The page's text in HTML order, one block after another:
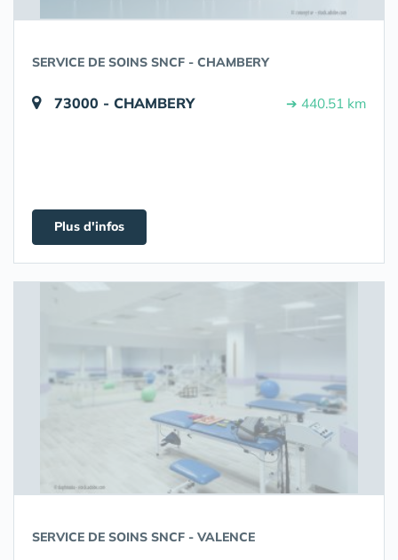
SERVICE DE SOINS SNCF - CHAMBERY
73000 - CHAMBERY ➔ 440.51 km
Plus d'infos
SERVICE DE SOINS SNCF - VALENCE